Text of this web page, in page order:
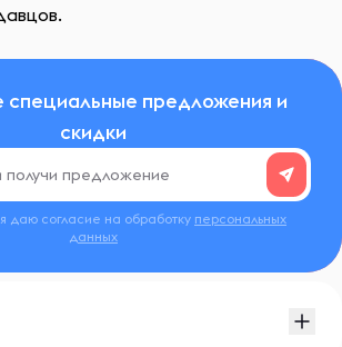
специальные предложения и
скидки
даю согласие на обработку персональных
данных